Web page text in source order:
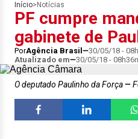
Início> Notícias
PF cumpre
gabinete de
PorAgência Brasil 30/05/18 -
Atualizado em
30/05/18 -
O deputado Paulinho da Força